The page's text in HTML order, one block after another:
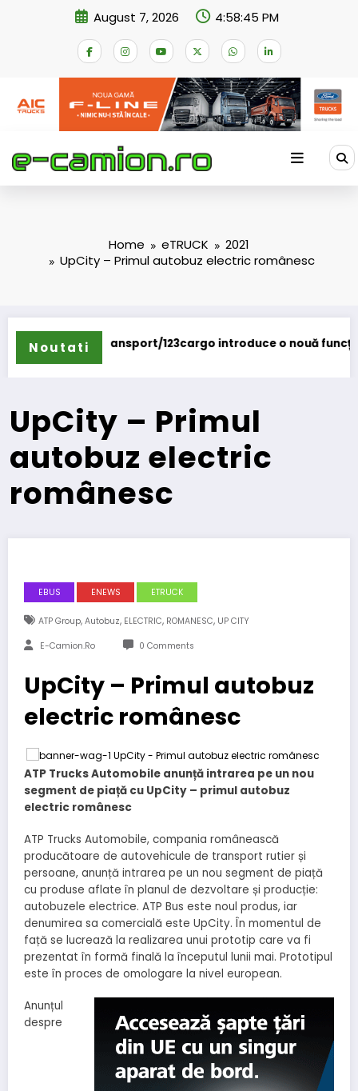
August 7, 2026 4:58:46 PM
Home eTRUCK
2021
UpCity – Primul autobuz electric românesc
Noutati
123cargo introduce o nouă funcționalitateDaimler
UpCity – Primul
autobuz electric
românesc
EBUS ENEWS ETRUCK
ATP Group, Autobuz, ELECTRIC, ROMANESC, UP CITY
E-Camion.ro 0 Comments
UpCity – Primul autobuz
electric românesc
ATP Trucks Automobile anunță intrarea pe un nou
segment de piață cu UpCity – primul autobuz
electric românesc
ATP Trucks Automobile, compania românească
producătoare de autovehicule de transport rutier și
persoane, anunță intrarea pe un nou segment de piață
cu produse aflate în planul de dezvoltare și producție:
autobuzele electrice. ATP Bus este noul produs, iar
denumirea sa comercială este UpCity. În momentul de
față se lucrează la realizarea unui prototip care va fi
prezentat în formă finală la începutul lunii mai. Prototipul
este în proces de omologare la nivel european.
Anunțul
despre